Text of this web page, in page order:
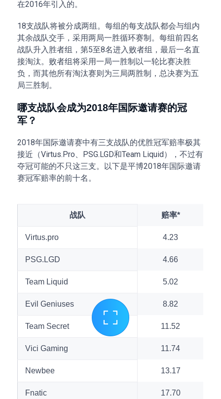
2017
雅
图
在2016年引入的。
18支战队将被分成两组。每组的每支战队都会与组内
其余战队交手，采用两局一胜循环赛制。每组前四名
战队升入胜者组，第5至8名进入败者组，最后一名直
接淘汰。败者组将采用一局一胜制以一轮比赛决胜
负，而其他所有淘汰赛则为三局两胜制，总决赛为五
局三胜制。
哪支战队会成为2018年国际邀请赛的冠
军？
2018年国际邀请赛中有三支战队的优胜冠军赔率极其
接近（Virtus.Pro、PSG.LGD和Team Liquid），不过有
夺冠可能的不只这三支。以下是平博2018年国际邀请
赛冠军赔率的前十名。
战队 赔率*
Virtus.pro 4.23
PSG.LGD 4.66
Team Liquid 5.02
Evil Geniuses 8.82
Team Secret 11.52
Vici Gaming 11.74
Newbee 13.17
Fnatic 17.70